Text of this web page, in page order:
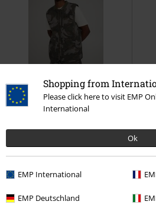
Shopping from
Please click here to visit EMP
International
Ok
EMP International
EMP Deutschland
%
Stranger Things Mike Lucas Vest
%